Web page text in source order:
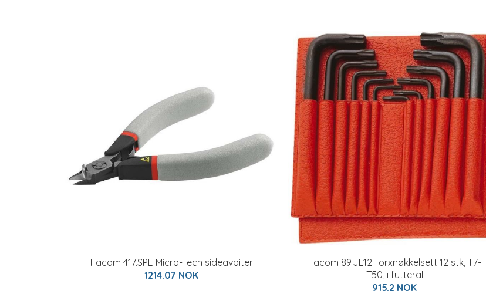
Facom 417.SPE Micro-Tech sideavbiter
1214.07 NOK
Facom 89.JL12 Torxnøkkelsett 12 stk, T7-
T50, i futteral
915.2 NOK